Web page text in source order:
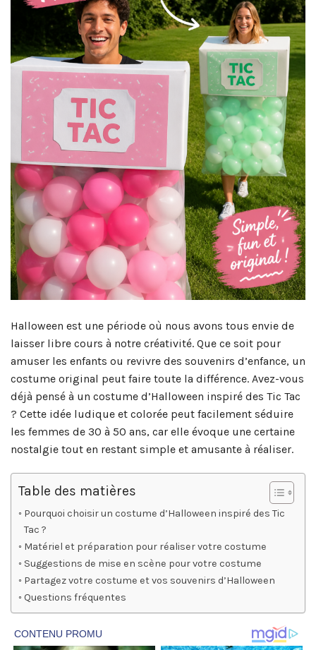
Halloween est une période où nous avons tous envie de
laisser libre cours à notre créativité. Que ce soit pour
amuser les enfants ou revivre des souvenirs d’enfance, un
costume original peut faire toute la différence. Avez-vous
déjà pensé à un costume d’Halloween inspiré des Tic Tac
? Cette idée ludique et colorée peut facilement séduire
les femmes de 30 à 50 ans, car elle évoque une certaine
nostalgie tout en restant simple et amusante à réaliser.
Table des matières
Pourquoi choisir un costume d’Halloween inspiré des Tic
Tac ?
Matériel et préparation pour réaliser votre costume
Suggestions de mise en scène pour votre costume
Partagez votre costume et vos souvenirs d’Halloween
Questions fréquentes